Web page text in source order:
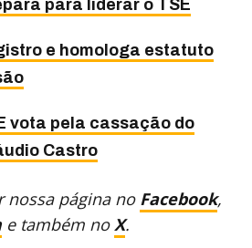
para liderar o TSE
e homologa estatuto
vota pela cassação do
Castro
nossa página no Facebook,
e também noX.